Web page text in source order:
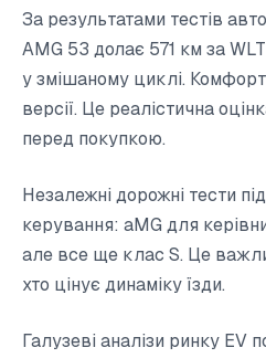
За результатами тестів
AMG 53 долає 571 км за
у змішаному циклі.
версії. Це реалістична
перед покупкою.
Незалежні дорожні тести
керування: aMG для
але все ще клас S. Це
хто цінує динаміку їзди.
Галузеві аналізи ринку EV